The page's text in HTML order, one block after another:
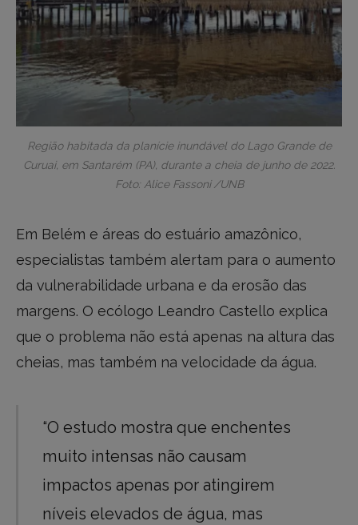
Região habitada da planície inundável do Lago Grande de
Curuai, em Santarém (PA), durante a cheia de junho de 2022.
Foto: Alice Fassoni /UNB
Em Belém e áreas do estuário amazônico,
especialistas também alertam para o aumento
da vulnerabilidade urbana e da erosão das
margens. O ecólogo Leandro Castello explica
que o problema não está apenas na altura das
cheias, mas também na velocidade da água.
“O estudo mostra que enchentes
muito intensas não causam
impactos apenas por atingirem
níveis elevados de água, mas